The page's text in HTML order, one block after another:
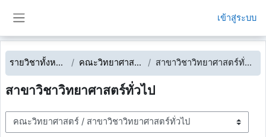
เข้าสู่ระบบ
รายวิชาทั้งหมด คณะวิทยาศาสตร์ สาขาวิชาวิทยาศาสตร์ทั่วไป
สาขาวิชาวิทยาศาสตร์ทั่วไป
ประเภทของรายวิชา